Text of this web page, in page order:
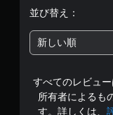
並び替え：
新しい順
すべてのレビュ
所有者によるも
す。詳しくは、